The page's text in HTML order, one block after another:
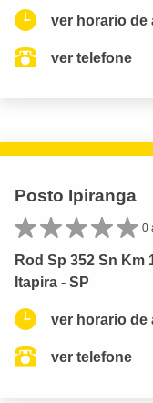
ver horario de
ver telefone
Posto Ipiranga
0
Rod Sp 352 Sn Km
Itapira - SP
ver horario de
ver telefone